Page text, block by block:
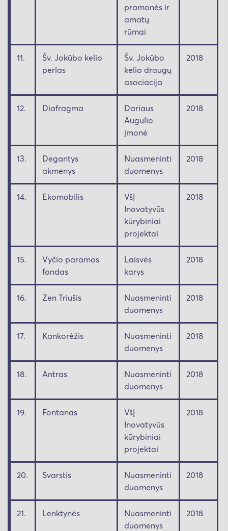
pramonės ir
amatų
rūmai
11.
Šv. Jokūbo kelio
perlas
Šv. Jokūbo
kelio draugų
asociacija
2018
12. Diafragma
Dariaus
Augulio
įmonė
2018
13.
Degantys
akmenys
Nuasmeninti
duomenys
2018
14. Ekomobilis
VšĮ
Inovatyvūs
kūrybiniai
projektai
2018
15.
Vyčio paramos
fondas
Laisvės
karys
2018
16. Zen Triušis
Nuasmeninti
duomenys
2018
17. Kankorėžis
Nuasmeninti
duomenys
2018
18. Antras
Nuasmeninti
duomenys
2018
19. Fontanas
VšĮ
Inovatyvūs
kūrybiniai
projektai
2018
20. Svarstis
Nuasmeninti
duomenys
2018
21. Lenktynės
Nuasmeninti
duomenys
2018